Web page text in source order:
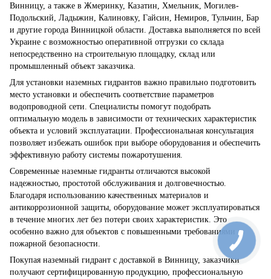
Винницу, а также в Жмеринку, Казатин, Хмельник, Могилев-
Подольский, Ладыжин, Калиновку, Гайсин, Немиров, Тульчин, Бар
и другие города Винницкой области. Доставка выполняется по всей
Украине с возможностью оперативной отгрузки со склада
непосредственно на строительную площадку, склад или
промышленный объект заказчика.
Для установки наземных гидрантов важно правильно подготовить
место установки и обеспечить соответствие параметров
водопроводной сети. Специалисты помогут подобрать
оптимальную модель в зависимости от технических характеристик
объекта и условий эксплуатации. Профессиональная консультация
позволяет избежать ошибок при выборе оборудования и обеспечить
эффективную работу системы пожаротушения.
Современные наземные гидранты отличаются высокой
надежностью, простотой обслуживания и долговечностью.
Благодаря использованию качественных материалов и
антикоррозионной защиты, оборудование может эксплуатироваться
в течение многих лет без потери своих характеристик. Это
особенно важно для объектов с повышенными требованиями к
пожарной безопасности.
Покупая наземный гидрант с доставкой в ​​Винницу, заказчики
получают сертифицированную продукцию, профессиональную